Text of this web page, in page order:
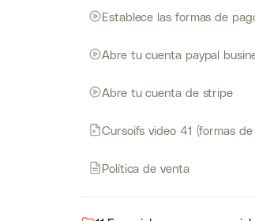
Establece las formas de
Abre tu cuenta paypal
Abre tu cuenta de stripe
Cursoifs video 41 (formas
Política de venta